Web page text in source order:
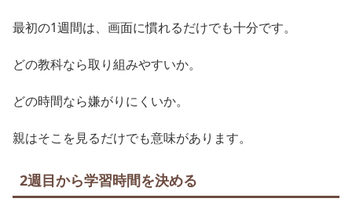
最初の1週間は、画面に慣れるだけでも十分です。
どの教科なら取り組みやすいか。
どの時間なら嫌がりにくいか。
親はそこを見るだけでも意味があります。
2週目から学習時間を決める